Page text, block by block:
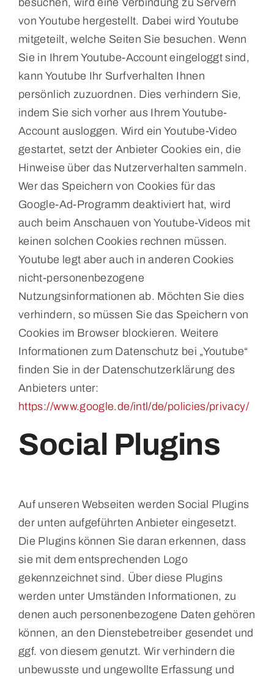
von Youtube hergestellt. Dabei wird Youtube
mitgeteilt, welche Seiten Sie besuchen. Wenn
Sie in Ihrem Youtube-Account eingeloggt sind,
kann Youtube Ihr Surfverhalten Ihnen
persönlich zuzuordnen. Dies verhindern Sie,
indem Sie sich vorher aus Ihrem Youtube-
Account ausloggen. Wird ein Youtube-Video
gestartet, setzt der Anbieter Cookies ein, die
Hinweise über das Nutzerverhalten sammeln.
Wer das Speichern von Cookies für das
Google-Ad-Programm deaktiviert hat, wird
auch beim Anschauen von Youtube-Videos mit
keinen solchen Cookies rechnen müssen.
Youtube legt aber auch in anderen Cookies
nicht-personenbezogene
Nutzungsinformationen ab. Möchten Sie dies
verhindern, so müssen Sie das Speichern von
Cookies im Browser blockieren. Weitere
Informationen zum Datenschutz bei „Youtube“
finden Sie in der Datenschutzerklärung des
Anbieters unter:
https://www.google.de/intl/de/policies/privacy/
Social Plugins
Auf unseren Webseiten werden Social Plugins
der unten aufgeführten Anbieter eingesetzt.
Die Plugins können Sie daran erkennen, dass
sie mit dem entsprechenden Logo
gekennzeichnet sind. Über diese Plugins
werden unter Umständen Informationen, zu
denen auch personenbezogene Daten gehören
können, an den Dienstebetreiber gesendet und
ggf. von diesem genutzt. Wir verhindern die
unbewusste und ungewollte Erfassung und